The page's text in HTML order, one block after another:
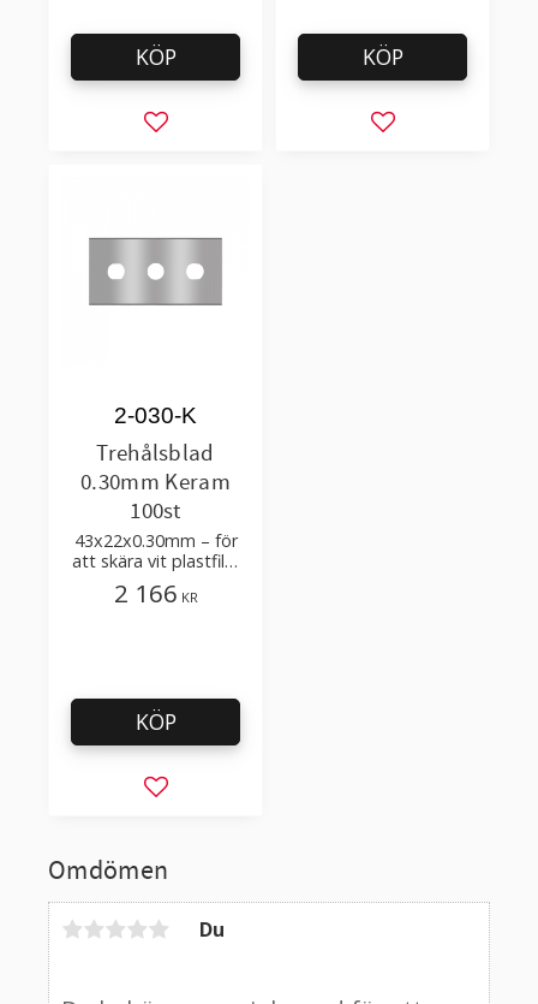
Omdömen
Du
Lägg till i favoriter
KÖP
Lägg till i
KÖP
Trehålsblad
0.30mm Keram
100st
43x22x0.30mm – för
att skära vit plastfilm
med tillsatser
2-030-K
2 166 KR
Lägg till i favoriter
KÖP